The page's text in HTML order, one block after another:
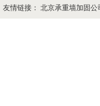
友情链接： 北京承重墙加固公